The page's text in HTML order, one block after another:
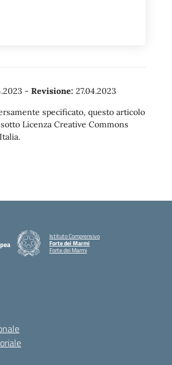
- Revisione: 27.04.2023
specificato, questo articolo
Licenza Creative Commons
Istituto Comprensivo
Forte dei Marmi
Forte dei Marmi